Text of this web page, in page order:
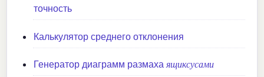
точность
Калькулятор среднего отклонения
Генератор диаграмм размахаящикс усами